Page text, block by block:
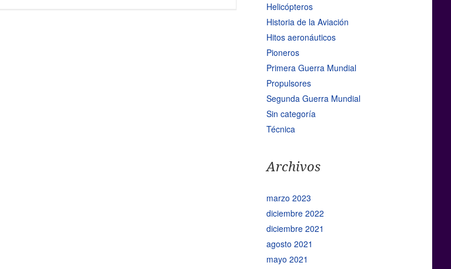
Helicópteros
Historia de la Aviación
Hitos aeronáuticos
Pioneros
Primera Guerra Mundial
Propulsores
Segunda Guerra Mundial
Sin categoría
Técnica
Archivos
marzo 2023
diciembre 2022
diciembre 2021
agosto 2021
mayo 2021